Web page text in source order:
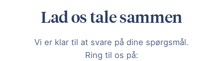
Lad os tale sammen
Vi er klar til at svare på dine spørgsmål.
Ring til os på: